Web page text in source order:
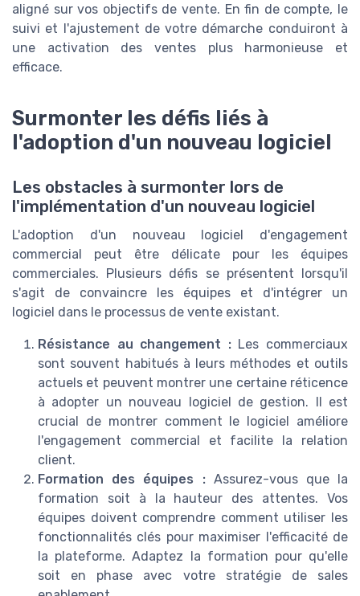
aligné sur vos objectifs de vente. En fin de compte, le
suivi et l'ajustement de votre démarche conduiront à
une activation des ventes plus harmonieuse et
efficace.
Surmonter les défis liés à
l'adoption d'un nouveau logiciel
Les obstacles à surmonter lors de
l'implémentation d'un nouveau logiciel
L'adoption d'un nouveau logiciel d'engagement
commercial peut être délicate pour les équipes
commerciales. Plusieurs défis se présentent lorsqu'il
s'agit de convaincre les équipes et d'intégrer un
logiciel dans le processus de vente existant.
Résistance au changement :Les commerciaux
sont souvent habitués à leurs méthodes et outils
actuels et peuvent montrer une certaine réticence
à adopter un nouveau logiciel de gestion. Il est
crucial de montrer comment le logiciel améliore
l'engagement commercial et facilite la relation
client.
Formation des équipes :Assurez-vous que la
formation soit à la hauteur des attentes. Vos
équipes doivent comprendre comment utiliser les
fonctionnalités clés pour maximiser l'efficacité de
la plateforme. Adaptez la formation pour qu'elle
soit en phase avec votre stratégie de sales